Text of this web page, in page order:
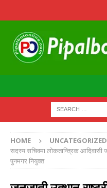
HOME UNCATEGORIZED
सदस्य सचिवमा लोकतान्त्रिक आदिवासी
पुनमगर नियुक्त